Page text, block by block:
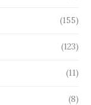
(155)
(123)
(11)
(8)